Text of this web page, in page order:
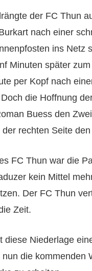
der FC Thun
nach einer
ins Netz
Minuten später
per Kopf nach
die Hoffnung
Buess den
rechten Seite
FC Thun war die
kein Mittel
Der FC Thun
Zeit.
diese Niederlage
die kommenden